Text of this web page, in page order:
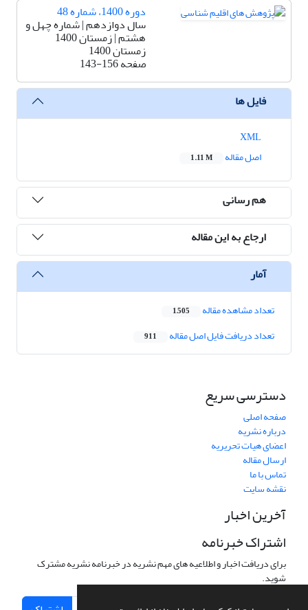
دوره 1400، شماره 48
سال دوازدهم | شماره چهل و
هشتم | زمستان 1400
زمستان 1400
صفحه143-156
فایل ها
اصل مقاله
1.11 M
هم رسانی
ارجاع به این مقاله
آمار
تعداد مشاهده مقاله 1,505
تعداد دریافت فایل اصل مقاله 911
دسترسی سریع
صفحه اصلی
درباره نشریه
اعضای هیات تحریریه
ارسال مقاله
تماس با ما
نقشه سایت
آخرین اخبار
اشتراک خبرنامه
برای دریافت اخبار و اطلاعیه های مهم نشریه در خبرنامه نشریه مشترک
شوید.